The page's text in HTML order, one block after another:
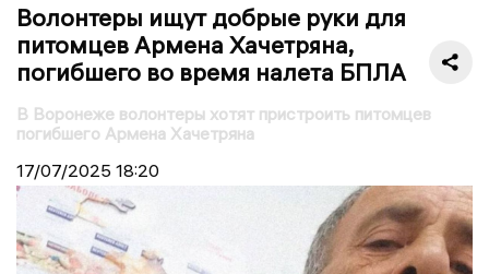
Волонтеры ищут добрые руки для
питомцев Армена Хачетряна,
погибшего во время налета БПЛА
В Воронеже волонтеры хотят пристроить питомцев
погибшего Армена Хачетряна
17/07/2025 18:20